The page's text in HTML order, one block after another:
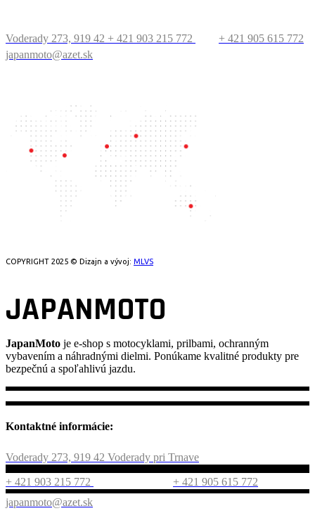
Voderady 273, 919 42 + 421 903 215 772
+ 421 905 615 772
japanmoto@azet.sk
COPYRIGHT 2025 © Dizajn a vývoj: MLVS
JAPANMOTO
JapanMoto je e-shop s motocyklami, prilbami, ochranným
vybavením a náhradnými dielmi. Ponúkame kvalitné produkty pre
bezpečnú a spoľahlivú jazdu.
Kontaktné informácie:
Voderady 273, 919 42 Voderady pri Trnave
+ 421 903 215 772
+ 421 905 615 772
japanmoto@azet.sk